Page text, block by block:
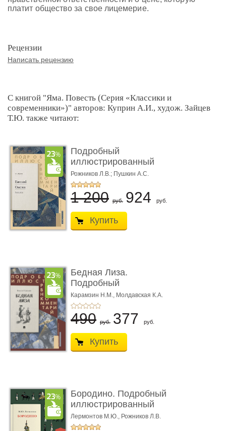
платит общество за свое лицемерие.
Рецензии
Написать рецензию
С книгой "Яма. Повесть (Серия «Классики и
современники»)" авторов: Куприн А.И., худож. Зайцев
Т.Ю. также читают:
Подробный
иллюстрированный
комментарий к ром� ...
Рожников Л.В.; Пушкин А.С.
1 200 руб. 924 руб.
Купить
Бедная Лиза.
Подробный
иллюстрированный
комме ...
Карамзин Н.М., Молдавская К.А.
490 руб. 377 руб.
Купить
Бородино. Подробный
иллюстрированный
коммент� ...
Лермонтов М.Ю., Рожников Л.В.